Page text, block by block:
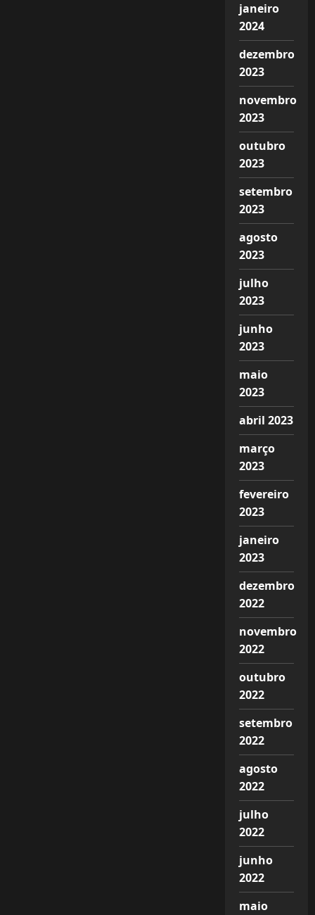
janeiro
2024
dezembro
2023
novembro
2023
outubro
2023
setembro
2023
agosto
2023
julho
2023
junho
2023
maio
2023
abril 2023
março
2023
fevereiro
2023
janeiro
2023
dezembro
2022
novembro
2022
outubro
2022
setembro
2022
agosto
2022
julho
2022
junho
2022
maio